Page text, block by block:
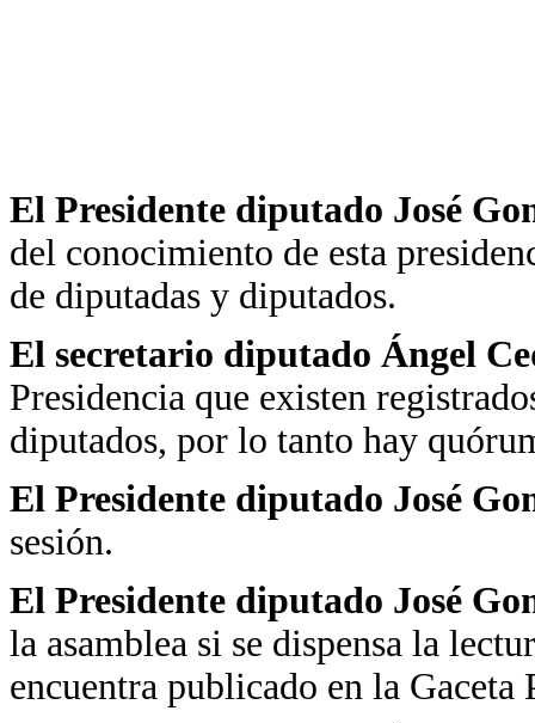
El Presidente diputado José
del conocimiento de esta
de diputadas y diputados.
El secretario diputado Ángel
Presidencia que existen
diputados, por lo tanto hay
El Presidente diputado José
sesión.
El Presidente diputado José
la asamblea si se dispensa la
encuentra publicado en la Gaceta